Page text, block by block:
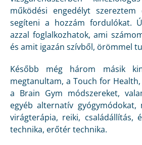
működési engedélyt
segíteni a hozzám fordulókat.
azzal foglalkozhatok, ami
és amit igazán szívből, örömmel
Később még három másik
megtanultam, a Touch for Health,
a Brain Gym módszereket,
egyéb alternatív
virágterápia, reiki, családállítás,
technika, erőtér technika.